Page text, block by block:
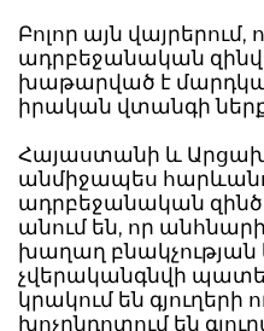
Բոլոր այն
ադրբեջանական
խաթարված է
իրական վտանգի
Հայաստանի և
անմիջապես
ադրբեջանական
անում են, որ
խաղաղ բնակչության
չվերականգնվի
կրակում են գյուղերի
խոչընդոտում են